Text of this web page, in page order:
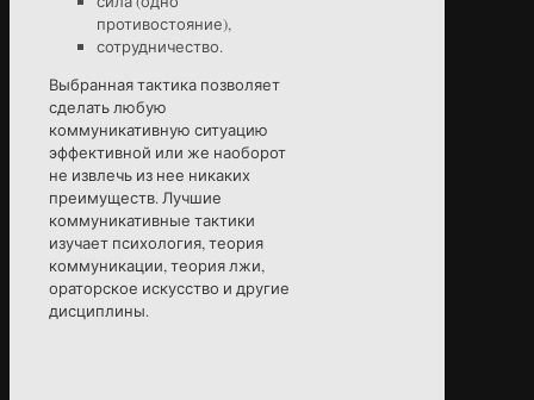
противостояние),
сотрудничество.
Выбранная тактика позволяет
сделать любую
коммуникативную ситуацию
эффективной или же наоборот
не извлечь из нее никаких
преимуществ. Лучшие
коммуникативные тактики
изучает психология, теория
коммуникации, теория лжи,
ораторское искусство и другие
дисциплины.